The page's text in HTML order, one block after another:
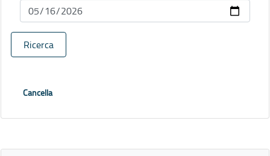
Ricerca
Cancella